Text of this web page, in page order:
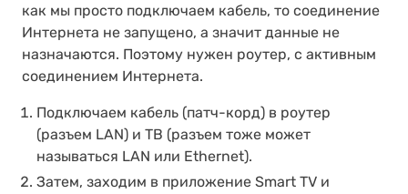
как мы просто подключаем кабель, то соединение
Интернета не запущено, а значит данные не
назначаются. Поэтому нужен роутер, с активным
соединением Интернета.
Подключаем кабель (патч-корд) в роутер
(разъем LAN) и ТВ (разъем тоже может
называться LAN или Ethernet).
Затем, заходим в приложение Smart TV и